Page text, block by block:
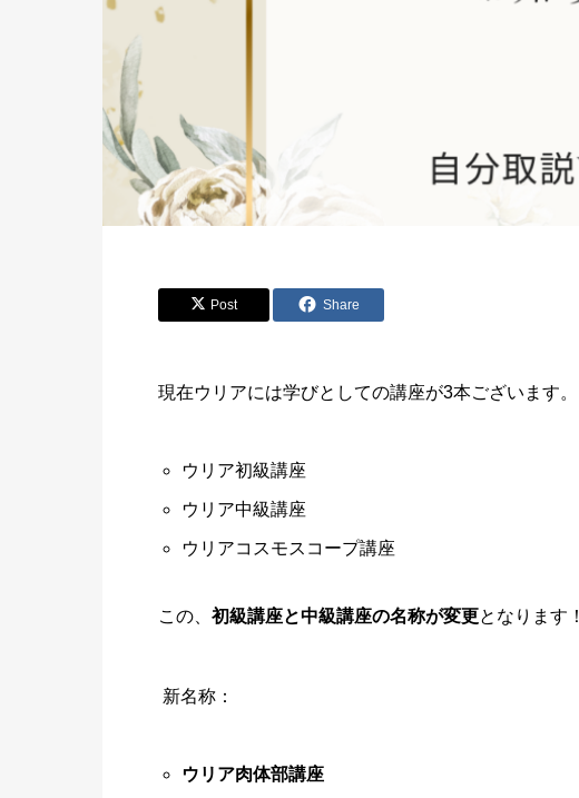
Post Share
現在ウリアには学びとしての講座が3本ございます。
ウリア初級講座
ウリア中級講座
ウリアコスモスコープ講座
この、 初級講座と中級講座の名称が変更となります！
新名称：
ウリア肉体部講座